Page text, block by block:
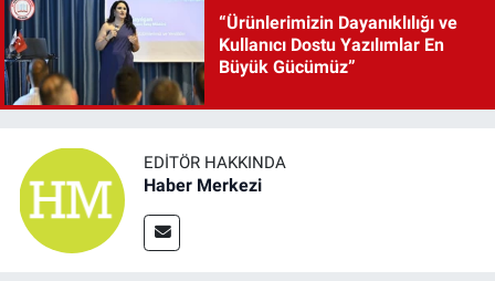
“Ürünlerimizin Dayanıklılığı ve
Kullanıcı Dostu Yazılımlar En
Büyük Gücümüz”
EDITÖR HAKKINDA
Haber Merkezi